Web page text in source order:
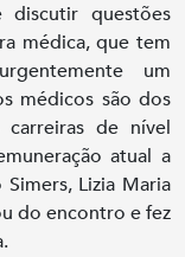
questões
médica, que tem
um
médicos são dos
de nível
atual a
Lizia Maria
do encontro e fez